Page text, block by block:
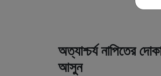
অত্যাশ্চর্য নাপিতের
আসুন